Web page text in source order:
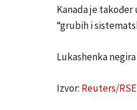
Kanada je
“grubih i
Lukashenka
Izvor: Reuters/RSE